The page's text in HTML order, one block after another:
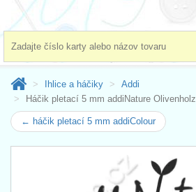
Ihlice a háčiky
Addi
Háčik pletací 5 mm addiNature Olivenholz
← háčik pletací 5 mm addiColour